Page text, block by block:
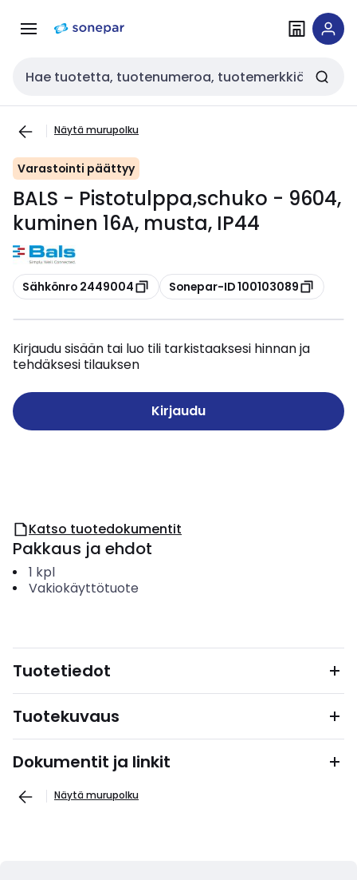
navigointiinsisältöön
Haku
Näytä murupolku
Varastointi päättyy
BALS - Pistotulppa,schuko - 9604,
kuminen 16A, musta, IP44
Kopioi
Sähkönro 2449004 Kopioi
Sonepar-ID 100103089
Kirjaudu sisään tai luo tili tarkistaaksesi hinnan ja
tehdäksesi tilauksen
Kirjaudu
Katso tuotedokumentit
Pakkaus ja ehdot
1 kpl
Vakiokäyttötuote
Tuotetiedot
Tuotekuvaus
Dokumentit ja linkit
Näytä murupolku